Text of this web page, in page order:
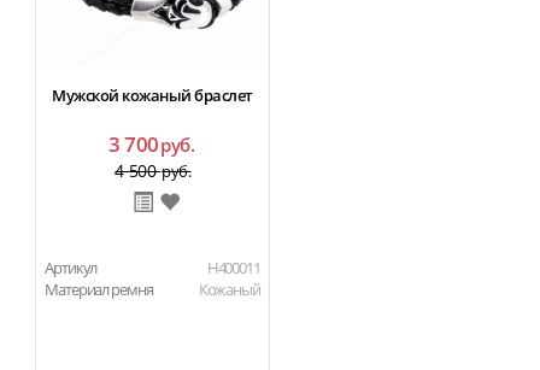
Мужской кожаный браслет
3 700руб.
4 500руб.
Артикул
H400011
Материал ремня
Кожаный